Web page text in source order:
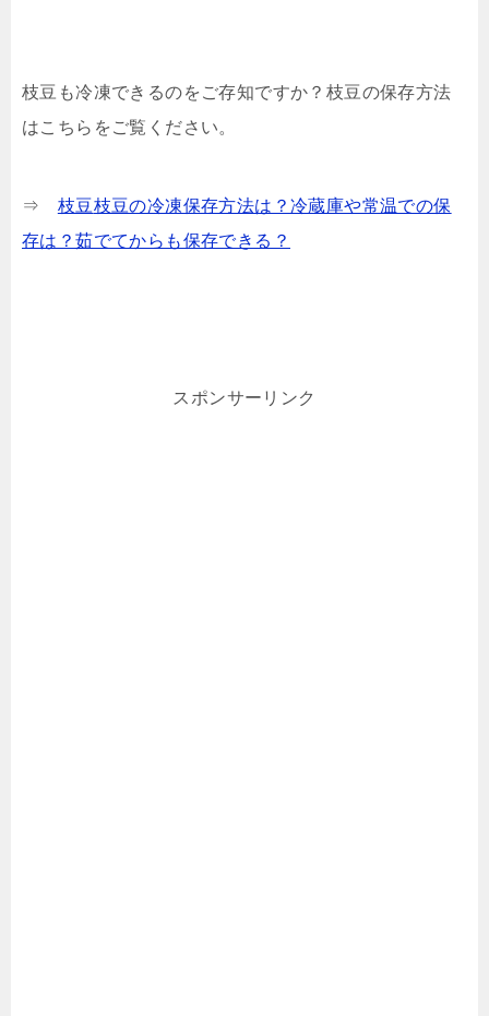
枝豆も冷凍できるのをご存知ですか？枝豆の保存方法
はこちらをご覧ください。
⇒ 枝豆枝豆の冷凍保存方法は？冷蔵庫や常温での保
存は？茹でてからも保存できる？
スポンサーリンク